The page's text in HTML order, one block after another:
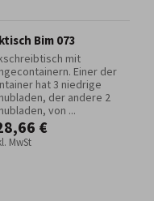
Bim 073
mit
Einer der
hat 3 niedrige
der andere 2
von ...
€
MwSt